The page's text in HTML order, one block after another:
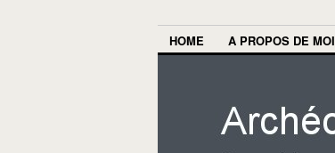
HOME A PROPOS DE MOI